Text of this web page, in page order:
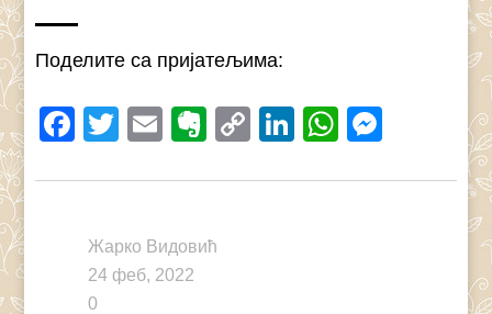
Поделите са пријатељима:
Facebook
Twitter
EmailEvernote
CopyLinkedIn
Жарко Видовић
24 феб, 2022
0